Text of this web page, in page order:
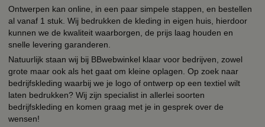
Ontwerpen kan online, in een paar simpele stappen, en bestellen
al vanaf 1 stuk. Wij bedrukken de kleding in eigen huis, hierdoor
kunnen we de kwaliteit waarborgen, de prijs laag houden en
snelle levering garanderen.
Natuurlijk staan wij bij BBwebwinkel klaar voor bedrijven, zowel
grote maar ook als het gaat om kleine oplagen. Op zoek naar
bedrijfskleding waarbij we je logo of ontwerp op een textiel wilt
laten bedrukken? Wij zijn specialist in allerlei soorten
bedrijfskleding en komen graag met je in gesprek over de
wensen!